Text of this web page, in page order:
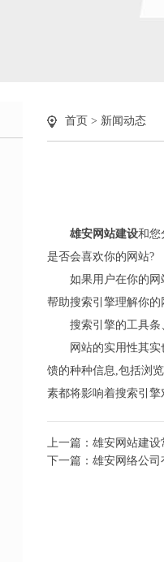
首页 > 新闻动态
雄安网站建设和您
是否会喜欢你的网站?
如果用户在你的网站
帮助搜索引擎理解你的
搜索引擎的工具条、
网站的实用性其实也
馈的种种信息,包括浏
素都将影响着搜索引擎
上一篇： 雄安网站建设
下一篇： 雄安网络公